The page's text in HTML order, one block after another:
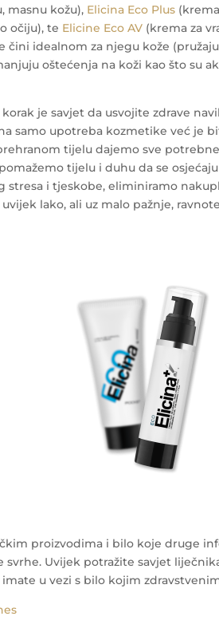
masnu kožu), Elicina Eco Plus
očiju), te Elicine Eco AV (krema za
čini idealnom za njegu kože
oštećenja na koži kao što su
je savjet da usvojite zdrave
samo upotreba kozmetike već je
tijelu dajemo sve
tijelu i duhu da se
stresa i tjeskobe, eliminiramo
lako, ali uz malo pažnje,
proizvodima i bilo koje druge
svrhe. Uvijek potražite savjet
u vezi s bilo kojim